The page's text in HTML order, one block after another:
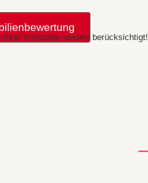
Immobilie werden berücksichtigt!